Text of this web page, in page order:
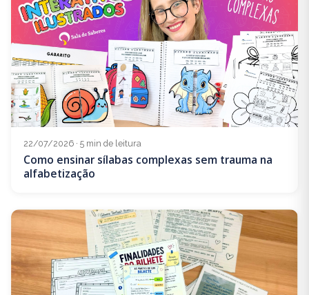
22/07/2026 · 5 min de leitura
Como ensinar sílabas complexas sem trauma na
alfabetização